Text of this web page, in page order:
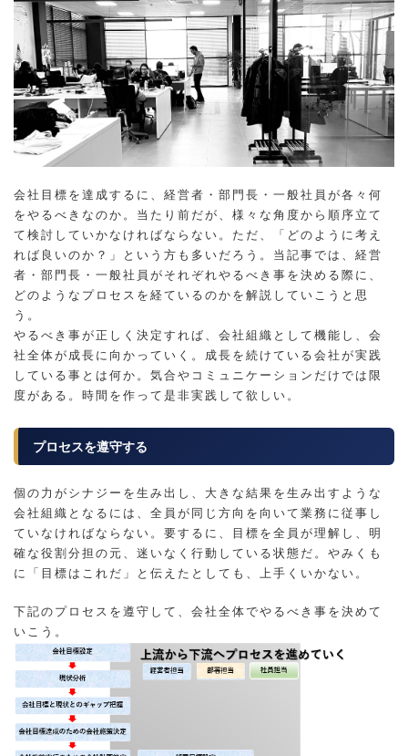
会社目標を達成するに、経営者・部門長・一般社員が各々何
をやるべきなのか。当たり前だが、様々な角度から順序立て
て検討していかなければならない。ただ、「どのように考え
れば良いのか？」という方も多いだろう。当記事では、経営
者・部門長・一般社員がそれぞれやるべき事を決める際に、
どのようなプロセスを経ているのかを解説していこうと思
う。
やるべき事が正しく決定すれば、会社組織として機能し、会
社全体が成長に向かっていく。成長を続けている会社が実践
している事とは何か。気合やコミュニケーションだけでは限
度がある。時間を作って是非実践して欲しい。
プロセスを遵守する
個の力がシナジーを生み出し、大きな結果を生み出すような
会社組織となるには、全員が同じ方向を向いて業務に従事し
ていなければならない。要するに、目標を全員が理解し、明
確な役割分担の元、迷いなく行動している状態だ。やみくも
に「目標はこれだ」と伝えたとしても、上手くいかない。
下記のプロセスを遵守して、会社全体でやるべき事を決めて
いこう。